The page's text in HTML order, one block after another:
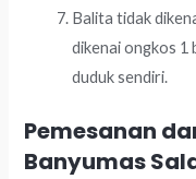
Balita tidak
dikenai ongkos 1
duduk sendiri.
Pemesanan
Banyumas